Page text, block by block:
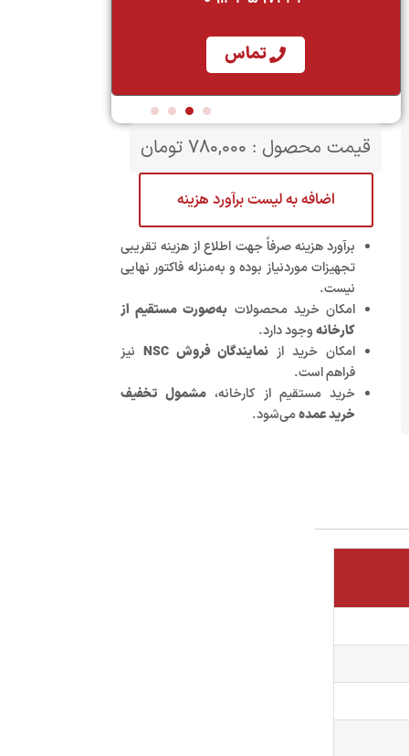
تماس
قیمت محصول : 780,000 تومان
اضافه به لیست برآورد هزینه
برآورد هزینه صرفاً جهت اطلاع از هزینه تقریبی
تجهیزات موردنیاز بوده و به‌منزله فاکتور نهایی
نیست.
امکان خرید محصولات به‌صورت مستقیم از
کارخانهوجود دارد.
امکان خرید از نمایندگان فروش NSC
نیز
فراهم است.
خرید مستقیم از کارخانه، مشمول تخفیف
خرید عمدهمی‌شود.